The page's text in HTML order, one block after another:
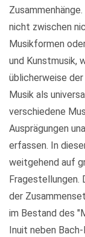
nicht zwischen
Musikformen
und Kunstmusik,
üblicherweise
Musik als
verschiedene
Ausprägungen
erfassen. In
weitgehend auf
Fragestellungen.
der
im Bestand des
Inuit neben